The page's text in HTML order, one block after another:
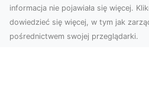
informacja nie pojawiała się więcej.
dowiedzieć się więcej, w tym jak
pośrednictwem swojej przeglądarki.